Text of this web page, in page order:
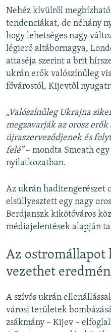
Nehéz kívülről
tendenciákat, de néhány
hogy lehetséges nagy
légierő altábornagya,
attaséja szerint a brit
ukrán erők valószínűleg
fővárostól, Kijevtől
„Valószínűleg Ukrajna
megzavarják az orosz erők
újraszerveződjenek és
felé”– mondta Smeath
nyilatkozatban.
Az ukrán haditengerészet
elsüllyesztett egy nagy
Berdjanszk kikötőváros
médiajelentések alapján
Az ostromállapot
vezethet
A szívós ukrán
városi területek
zsákmány – Kijev –